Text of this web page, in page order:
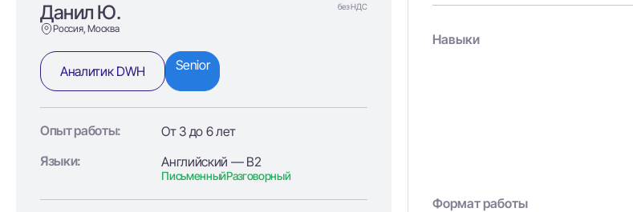
Данил Ю.
Россия, Москва
без НДС
Аналитик DWH Senior
Опыт работы:
От 3 до 6 лет
Языки:
Английский — B2
ПисьменныйРазговорный
Навыки
Формат работы